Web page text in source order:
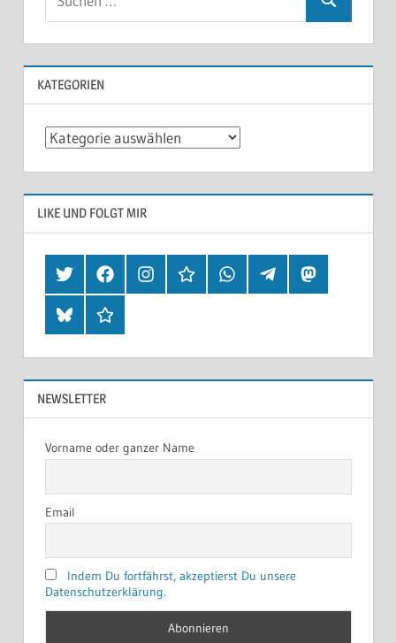
KATEGORIEN
Kategorien
LIKE UND FOLGT MIR
TwitterFacebookInstagramHearthisWhatsappTelegramMastodon
BlueskyThreads
NEWSLETTER
Vorname oder ganzer Name
Email
Indem Du fortfährst, akzeptierst Du unsere
Datenschutzerklärung.